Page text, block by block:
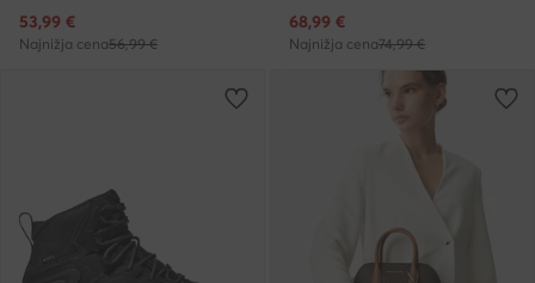
Trenutna cena
53,99 €
Najnižja cena56,99 €
Trenutna cena
68,99 €
Najnižja cena74,99 €